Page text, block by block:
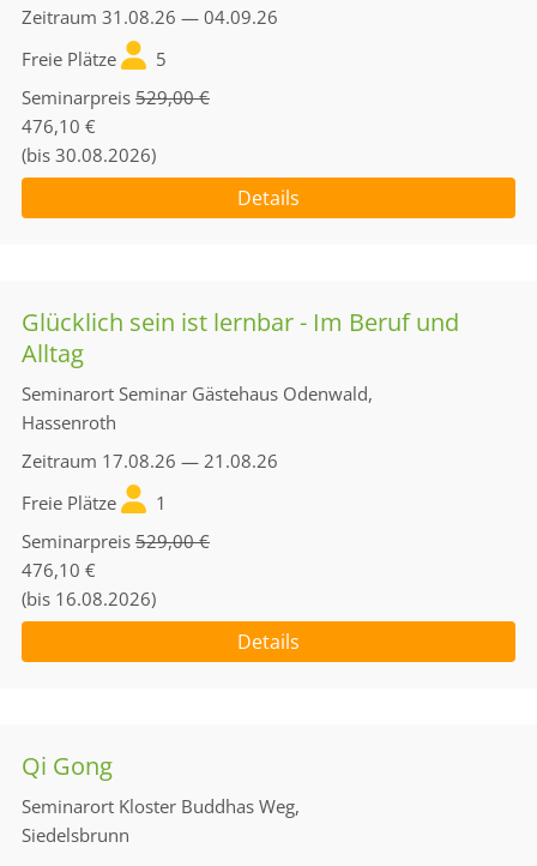
Zeitraum 31.08.26 — 04.09.26
Freie Plätze
5
Seminarpreis 529,00 €
476,10 €
(bis 30.08.2026)
Details
Glücklich sein ist lernbar - Im Beruf und
Alltag
Seminarort Seminar Gästehaus Odenwald,
Hassenroth
Zeitraum 17.08.26 — 21.08.26
Freie Plätze
1
Seminarpreis 529,00 €
476,10 €
(bis 16.08.2026)
Details
Qi Gong
Seminarort Kloster Buddhas Weg,
Siedelsbrunn